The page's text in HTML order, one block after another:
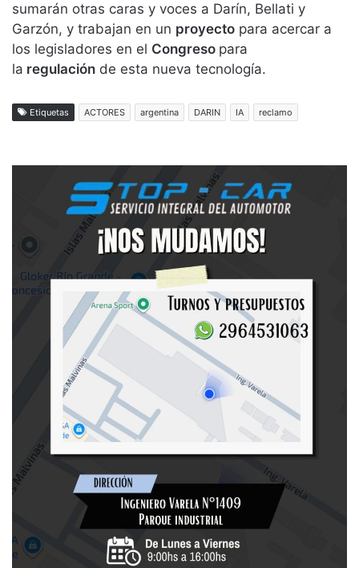
sumarán otras caras y voces a Darín, Bellati y
Garzón, y trabajan en un proyecto para acercar a
los legisladores en el Congreso para
la regulación de esta nueva tecnología.
Etiquetas ACTORES argentina DARIN IA reclamo